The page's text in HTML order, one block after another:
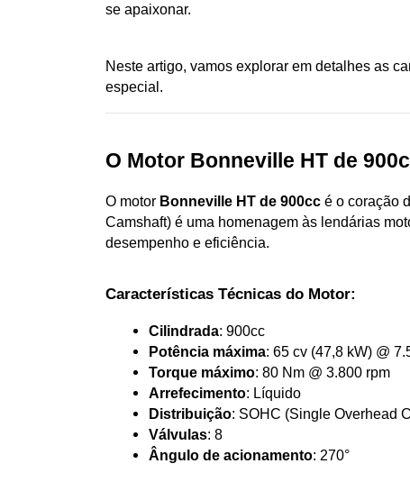
se apaixonar.
Neste artigo, vamos explorar em detalhes as
especial.
O Motor Bonneville HT de
O motor Bonneville HT de 900cc é o coração
Camshaft) é uma homenagem às lendárias
desempenho e eficiência.
Características Técnicas do Motor:
Cilindrada: 900cc
Potência máxima: 65 cv (47,8 kW) @
Torque máximo: 80 Nm @ 3.800 rpm
Arrefecimento: Líquido
Distribuição: SOHC (Single Overhead
Válvulas: 8
Ângulo de acionamento: 270°